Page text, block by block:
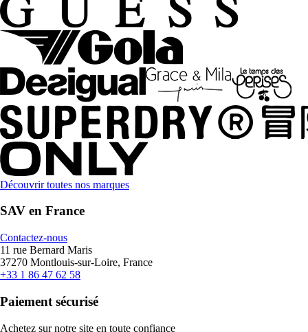
Découvrir toutes nos marques
SAV en France
Contactez-nous
11 rue Bernard Maris
37270 Montlouis-sur-Loire, France
+33 1 86 47 62 58
Paiement sécurisé
Achetez sur notre site en toute confiance